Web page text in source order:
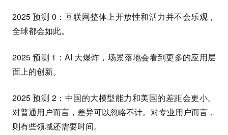
2025 预测 0：互联网整体上开放性和活力并不会乐观，
全球都会如此。
2025 预测 1：AI 大爆炸，场景落地会看到更多的应用层
面上的创新。
2025 预测 2：中国的大模型能力和美国的差距会更小。
对普通用户而言，差异可以忽略不计。对专业用户而言，
则有些领域还需要时间。